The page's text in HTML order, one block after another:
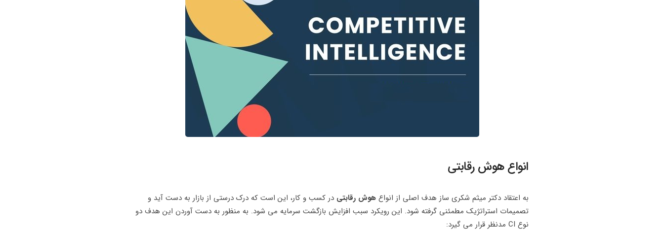
انواع هوش رقابتی
به اعتقاد دکتر میثم شکری ساز هدف اصلی از انواع هوش رقابتی در کسب و کار، این است که درک درستی از بازار به دست آید و
تصمیمات استراتژیک مطمئنی گرفته شود. این رویکرد سبب افزایش بازگشت سرمایه می شود. به منظور به دست آوردن این هدف دو
نوع CI مدنظر قرار می گیرد: